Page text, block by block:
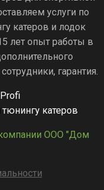
услуги по
катеров и лодок
лет опыт работы в
гарантия.
катеров
ООО "Дом